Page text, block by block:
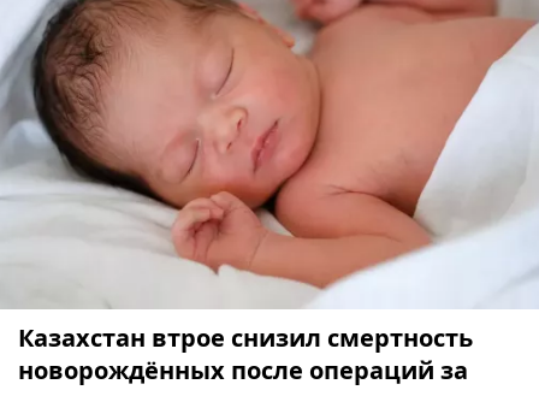
Казахстан втрое снизил смертность
новорождённых после операций за